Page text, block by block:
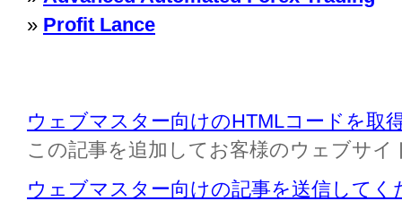
» Profit Lance
ウェブマスター向けのHTMLコードを取
この記事を追加してお客様のウェブサイ
ウェブマスター向けの記事を送信してく